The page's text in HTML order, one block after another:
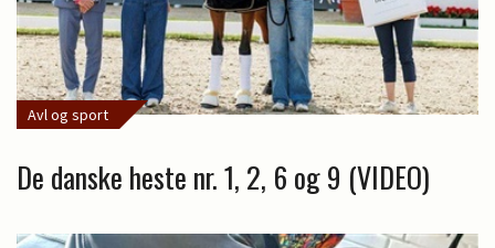
Avl og sport
De danske heste nr. 1, 2, 6 og 9 (VIDEO)